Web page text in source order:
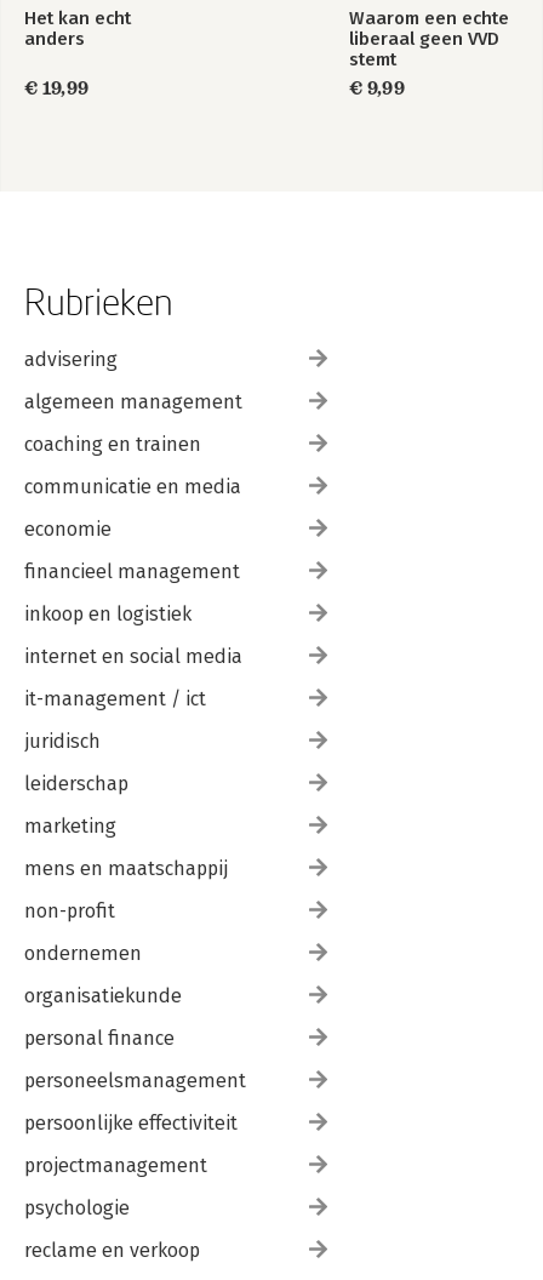
Het kan echt
anders
€ 19,99
Waarom een echte
liberaal geen VVD
stemt
€ 9,99
Rubrieken
advisering
algemeen management
coaching en trainen
communicatie en media
economie
financieel management
inkoop en logistiek
internet en social media
it-management / ict
juridisch
leiderschap
marketing
mens en maatschappij
non-profit
ondernemen
organisatiekunde
personal finance
personeelsmanagement
persoonlijke effectiviteit
projectmanagement
psychologie
reclame en verkoop